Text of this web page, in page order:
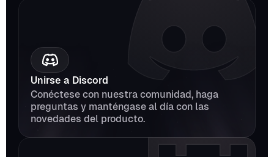
Unirse a Discord
Conéctese con nuestra comunidad, haga
preguntas y manténgase al día con las
novedades del producto.